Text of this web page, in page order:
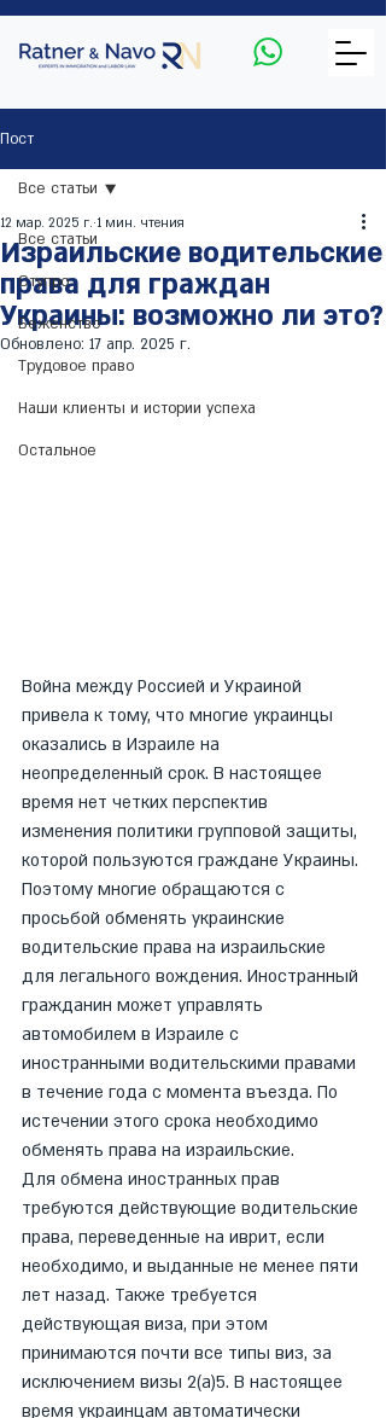
Пост
Все статьи
Ступро
Беженство
Трудовое право
Наши клиенты и истории успеха
Остальное
Все статьи
Израильские водительские
права для граждан
Украины: возможно ли это?
12 мар. 2025 г. 1 мин. чтения
Обновлено: 17 апр. 2025 г.
Война между Россией и Украиной
привела к тому, что многие украинцы
оказались в Израиле на
неопределенный срок. В настоящее
время нет четких перспектив
изменения политики групповой защиты,
которой пользуются граждане Украины.
Поэтому многие обращаются с
просьбой обменять украинские
водительские права на израильские
для легального вождения. Иностранный
гражданин может управлять
автомобилем в Израиле с
иностранными водительскими правами
в течение года с момента въезда. По
истечении этого срока необходимо
обменять права на израильские.
Для обмена иностранных прав
требуются действующие водительские
права, переведенные на иврит, если
необходимо, и выданные не менее пяти
лет назад. Также требуется
действующая виза, при этом
принимаются почти все типы виз, за
исключением визы 2(а)5. В настоящее
время украинцам автоматически